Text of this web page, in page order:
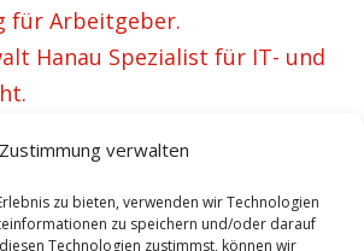
Zustimmung verwalten
zu bieten, verwenden wir Technologien
zu speichern und/oder darauf
Technologien zustimmst, können wir
für Arbeitgeber.
Hanau Spezialist für IT- und
55 zufriedene Klienten.
Fachanwalt in Sachen
und IT Recht.